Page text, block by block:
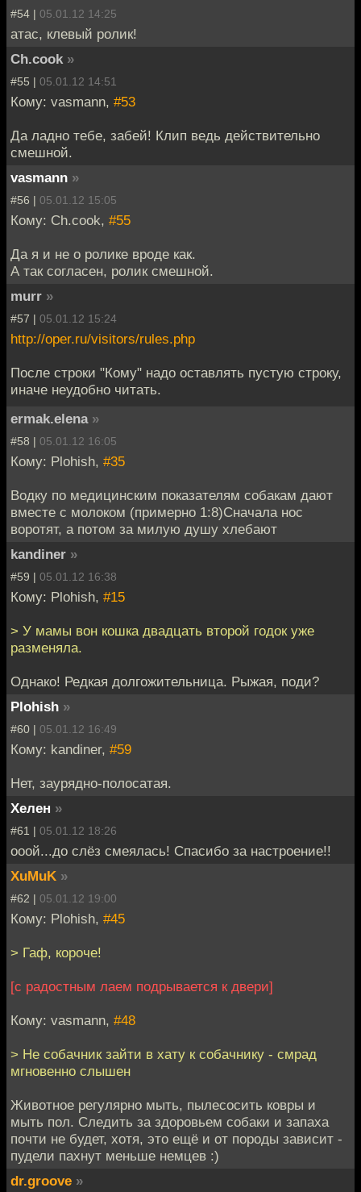
#54 | 05.01.12 14:25
атас, клевый ролик!
Ch.cook »
#55 | 05.01.12 14:51
Кому: vasmann, #53
Да ладно тебе, забей! Клип ведь действительно
смешной.
vasmann »
#56 | 05.01.12 15:05
Кому: Ch.cook, #55
Да я и не о ролике вроде как.
А так согласен, ролик смешной.
murr »
#57 | 05.01.12 15:24
http://oper.ru/visitors/rules.php
После строки "Кому" надо оставлять пустую строку,
иначе неудобно читать.
ermak.elena »
#58 | 05.01.12 16:05
Кому: Plohish, #35
Водку по медицинским показателям собакам дают
вместе с молоком (примерно 1:8)Сначала нос
воротят, а потом за милую душу хлебают
kandiner »
#59 | 05.01.12 16:38
Кому: Plohish, #15
> У мамы вон кошка двадцать второй годок уже
разменяла.
Однако! Редкая долгожительница. Рыжая, поди?
Plohish »
#60 | 05.01.12 16:49
Кому: kandiner, #59
Нет, заурядно-полосатая.
Хелен »
#61 | 05.01.12 18:26
ооой...до слёз смеялась! Спасибо за настроение!!
XuMuK »
#62 | 05.01.12 19:00
Кому: Plohish, #45
> Гаф, короче!
[с радостным лаем подрывается к двери]
Кому: vasmann, #48
> Не собачник зайти в хату к собачнику - смрад
мгновенно слышен
Животное регулярно мыть, пылесосить ковры и
мыть пол. Следить за здоровьем собаки и запаха
почти не будет, хотя, это ещё и от породы зависит -
пудели пахнут меньше немцев :)
dr.groove »